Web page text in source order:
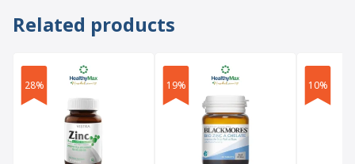
Related products
28% 19% 10%